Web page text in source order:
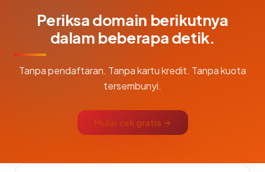
Periksa domain berikutnya
dalam beberapa detik.
Tanpa pendaftaran. Tanpa kartu kredit. Tanpa kuota
tersembunyi.
Mulai cek gratis →